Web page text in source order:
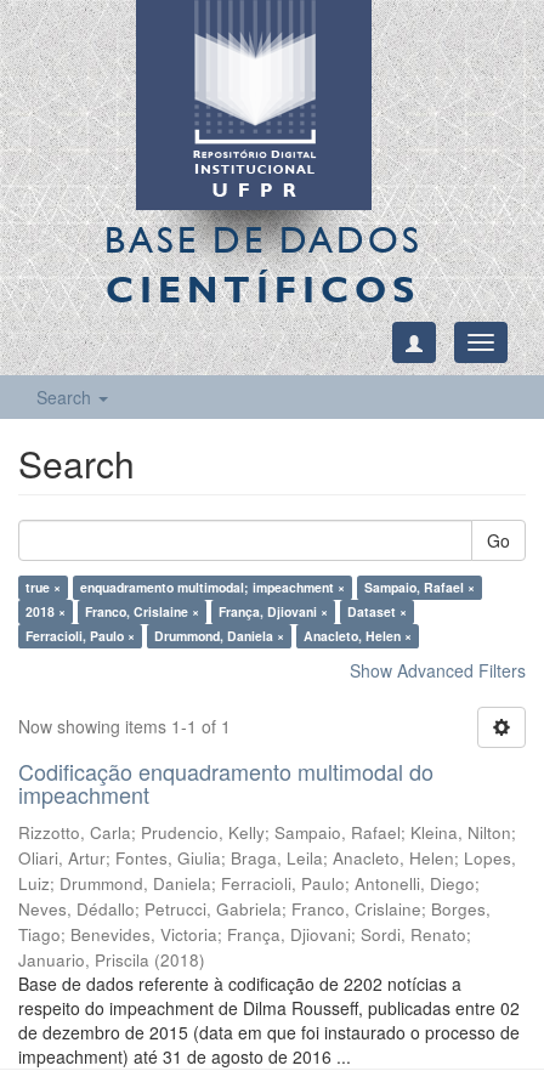
BASE DE DADOS
CIENTÍFICOS
Toggle
Search
Search
Go
true × enquadramento multimodal; impeachment ×
Sampaio, Rafael ×
2018 ×
Franco, Crislaine × França, Djiovani ×
Dataset ×
Ferracioli, Paulo ×
Drummond, Daniela × Anacleto, Helen ×
Show Advanced Filters
Now showing items 1-1 of 1
Codificação enquadramento multimodal do
impeachment
Rizzotto, Carla; Prudencio, Kelly; Sampaio, Rafael; Kleina, Nilton;
Oliari, Artur; Fontes, Giulia; Braga, Leila; Anacleto, Helen; Lopes,
Luiz; Drummond, Daniela; Ferracioli, Paulo; Antonelli, Diego;
Neves, Dédallo; Petrucci, Gabriela; Franco, Crislaine; Borges,
Tiago; Benevides, Victoria; França, Djiovani; Sordi, Renato;
Januario, Priscila (2018)
Base de dados referente à codificação de 2202 notícias a
respeito do impeachment de Dilma Rousseff, publicadas entre 02
de dezembro de 2015 (data em que foi instaurado o processo de
impeachment) até 31 de agosto de 2016 ...